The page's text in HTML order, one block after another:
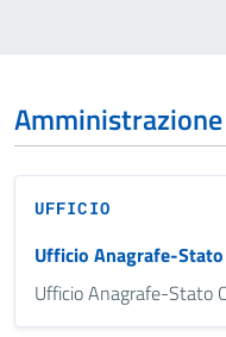
Amministrazione
UFFICIO
Ufficio Anagrafe-
Ufficio Anagrafe-Stato